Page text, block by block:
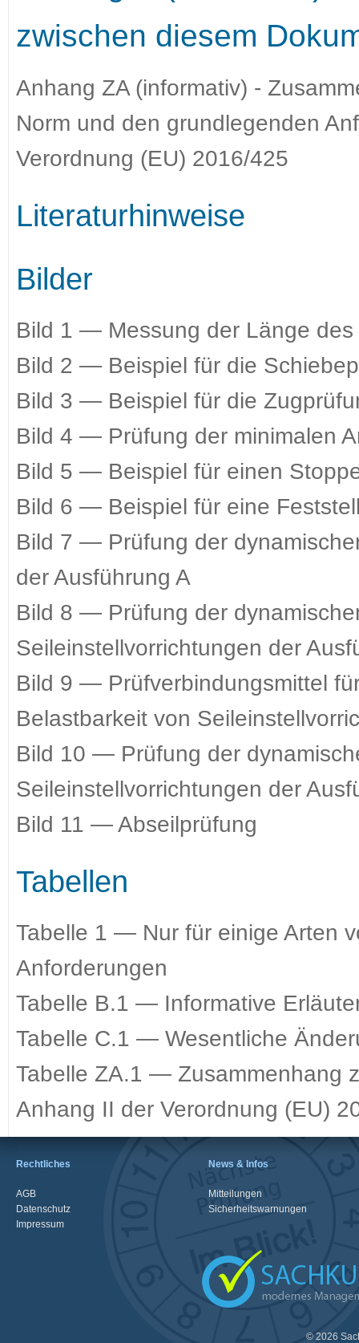
zwischen diesem
Anhang ZA (informativ) -
Norm und den grundlegenden
Verordnung (EU) 2016/425
Literaturhinweise
Bilder
Bild 1 — Messung der Länge
Bild 2 — Beispiel für die
Bild 3 — Beispiel für die
Bild 4 — Prüfung der minimalen
Bild 5 — Beispiel für einen
Bild 6 — Beispiel für eine
Bild 7 — Prüfung der
der Ausführung A
Bild 8 — Prüfung der
Seileinstellvorrichtungen der
Bild 9 — Prüfverbindungsmittel
Belastbarkeit von
Bild 10 — Prüfung der
Seileinstellvorrichtungen der
Bild 11 — Abseilprüfung
Tabellen
Tabelle 1 — Nur für einige Arten
Anforderungen
Tabelle B.1 — Informative
Tabelle C.1 — Wesentliche
Tabelle ZA.1 — Zusammenhang
Anhang II der Verordnung (EU)
Rechtliches
AGB
Datenschutz
Impressum
News & Infos
Mitteilungen
Sicherheitswarnungen
© 2026